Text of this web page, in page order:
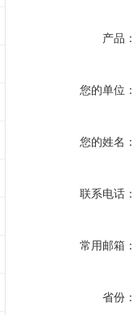
产品
您的单位
您的姓名
联系电话
常用邮箱
省份